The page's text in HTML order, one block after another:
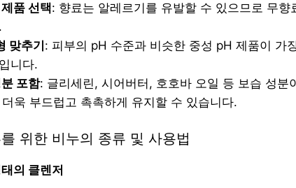
품 선택: 향료는 알레르기를 유발할 수 있으므로 무향
맞추기 : 피부의 pH 수준과 비슷한 중성 pH 제품이 가
니다.
포함: 글리세린, 시어버터, 호호바 오일 등 보습 성분
욱 부드럽고 촉촉하게 유지할 수 있습니다.
위한 비누의 종류 및 사용법
의 클렌저